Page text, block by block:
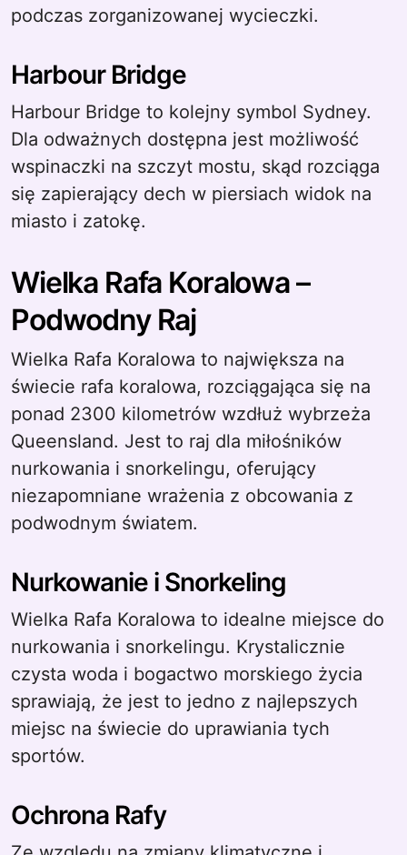
podczas zorganizowanej wycieczki.
Harbour Bridge
Harbour Bridge to kolejny symbol Sydney.
Dla odważnych dostępna jest możliwość
wspinaczki na szczyt mostu, skąd rozciąga
się zapierający dech w piersiach widok na
miasto i zatokę.
Wielka Rafa Koralowa –
Podwodny Raj
Wielka Rafa Koralowa to największa na
świecie rafa koralowa, rozciągająca się na
ponad 2300 kilometrów wzdłuż wybrzeża
Queensland. Jest to raj dla miłośników
nurkowania i snorkelingu, oferujący
niezapomniane wrażenia z obcowania z
podwodnym światem.
Nurkowanie i Snorkeling
Wielka Rafa Koralowa to idealne miejsce do
nurkowania i snorkelingu. Krystalicznie
czysta woda i bogactwo morskiego życia
sprawiają, że jest to jedno z najlepszych
miejsc na świecie do uprawiania tych
sportów.
Ochrona Rafy